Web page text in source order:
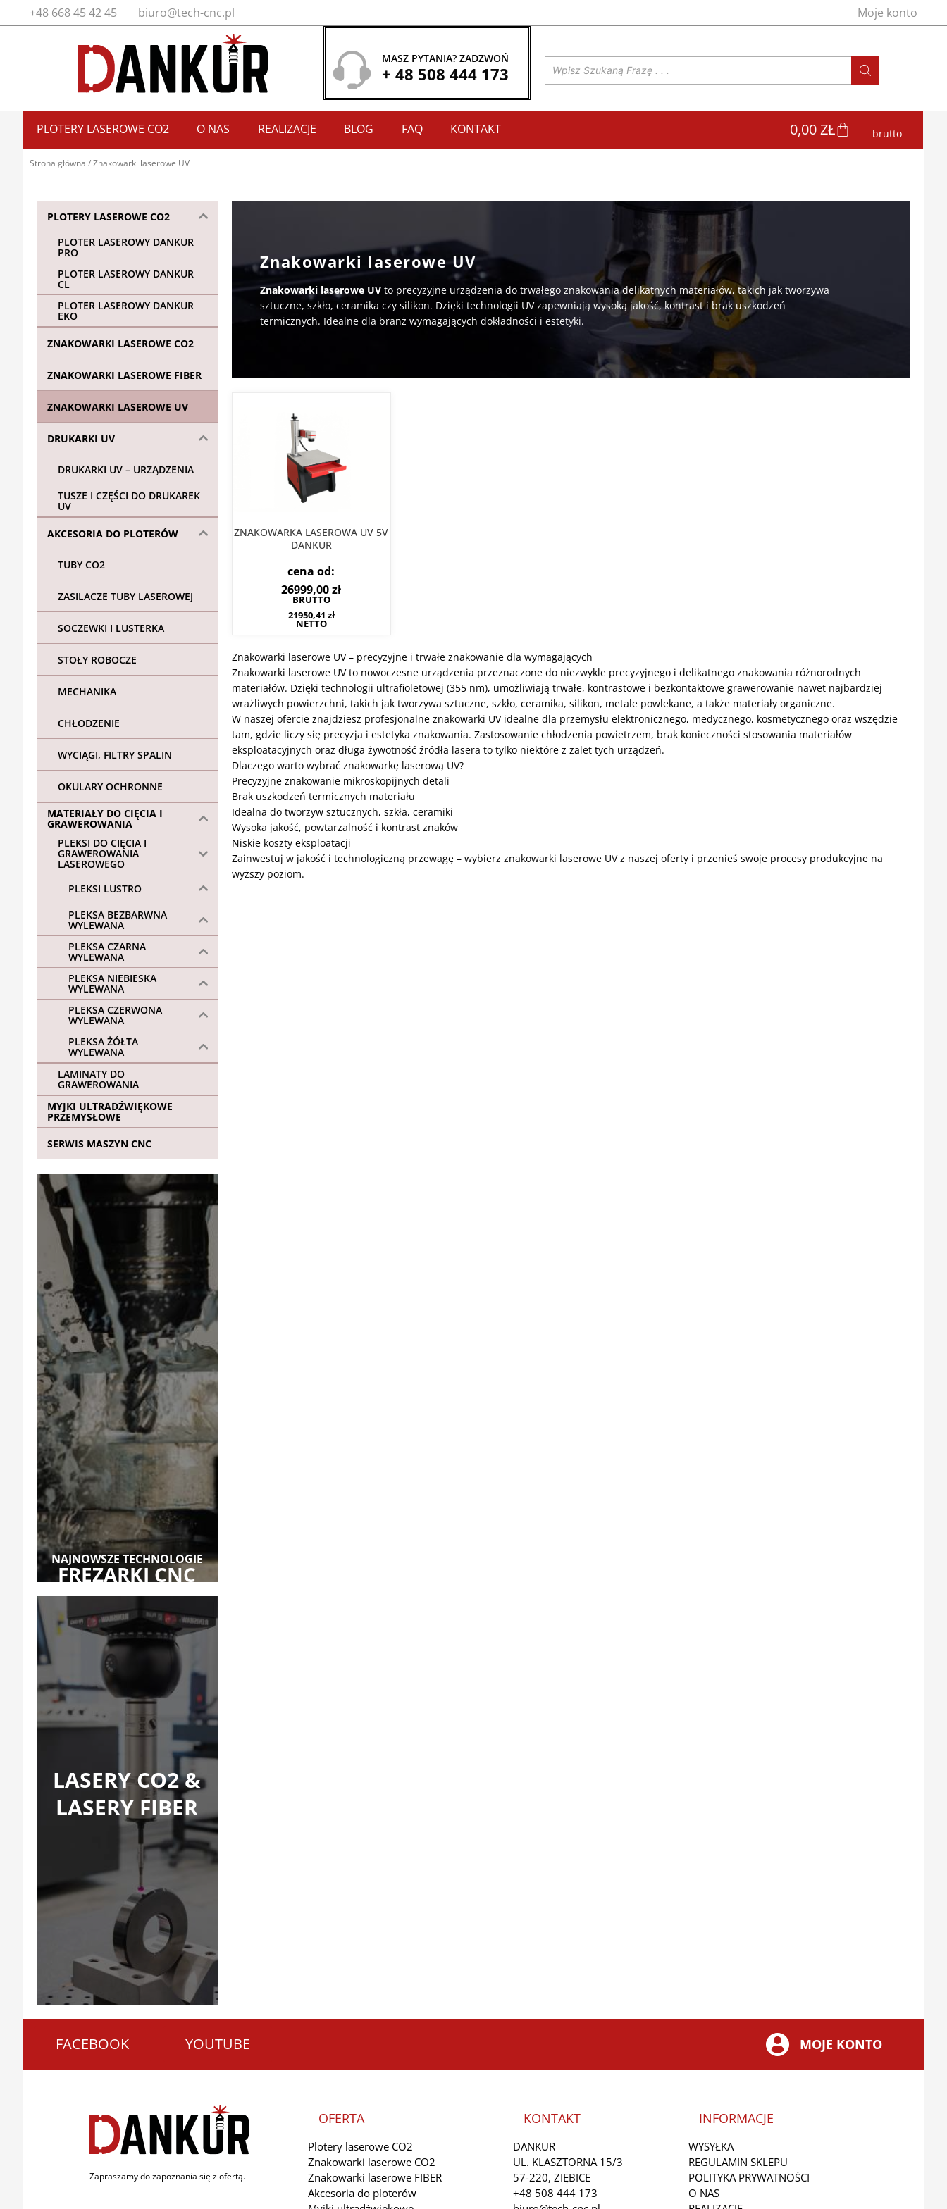
Przejdź
do
+48 668 45 42 45 biuro@tech-cnc.pl Moje konto
MASZ PYTANIA? ZADZWOŃ
+ 48 508 444 173
Wyszukiwarka
produktów
PLOTERY LASEROWE CO2 O NAS REALIZACJE BLOG FAQ KONTAKT 0,00ZŁWÓZEKbrutto
Strona główna / Znakowarki laserowe UV
PLOTERY LASEROWE CO2
PLOTER LASEROWY DANKUR
PRO
PLOTER LASEROWY DANKUR
CL
PLOTER LASEROWY DANKUR
EKO
ZNAKOWARKI LASEROWE CO2
ZNAKOWARKI LASEROWE FIBER
ZNAKOWARKI LASEROWE UV
DRUKARKI UV
DRUKARKI UV – URZĄDZENIA
TUSZE I CZĘŚCI DO DRUKAREK
UV
AKCESORIA DO PLOTERÓW
TUBY CO2
ZASILACZE TUBY LASEROWEJ
SOCZEWKI I LUSTERKA
STOŁY ROBOCZE
MECHANIKA
CHŁODZENIE
WYCIĄGI, FILTRY SPALIN
OKULARY OCHRONNE
MATERIAŁY DO CIĘCIA I
GRAWEROWANIA
PLEKSI DO CIĘCIA I
GRAWEROWANIA
LASEROWEGO
PLEKSI LUSTRO
PLEKSA BEZBARWNA
WYLEWANA
PLEKSA CZARNA
WYLEWANA
PLEKSA NIEBIESKA
WYLEWANA
PLEKSA CZERWONA
WYLEWANA
PLEKSA ŻÓŁTA
WYLEWANA
LAMINATY DO
GRAWEROWANIA
MYJKI ULTRADŹWIĘKOWE
PRZEMYSŁOWE
SERWIS MASZYN CNC
NAJNOWSZE TECHNOLOGIE
FREZARKI CNC
LASERY CO2 &
LASERY FIBER
Znakowarki laserowe UV
Znakowarki laserowe UVto precyzyjne urządzenia do trwałego znakowania delikatnych materiałów, takich jak tworzywa
sztuczne, szkło, ceramika czy silikon. Dzięki technologii UV zapewniają wysoką jakość, kontrast i brak uszkodzeń
termicznych. Idealne dla branż wymagających dokładności i estetyki.
ZNAKOWARKA LASEROWA UV 5V
DANKUR
cena od:
26999,00zł
BRUTTO
21950,41 zł
NETTO
Znakowarki laserowe UV – precyzyjne i trwałe znakowanie dla wymagających
Znakowarki laserowe UV to nowoczesne urządzenia przeznaczone do niezwykle precyzyjnego i delikatnego znakowania różnorodnych
materiałów. Dzięki technologii ultrafioletowej (355 nm), umożliwiają trwałe, kontrastowe i bezkontaktowe grawerowanie nawet najbardziej
wrażliwych powierzchni, takich jak tworzywa sztuczne, szkło, ceramika, silikon, metale powlekane, a także materiały organiczne.
W naszej ofercie znajdziesz profesjonalne znakowarki UV idealne dla przemysłu elektronicznego, medycznego, kosmetycznego oraz wszędzie
tam, gdzie liczy się precyzja i estetyka znakowania. Zastosowanie chłodzenia powietrzem, brak konieczności stosowania materiałów
eksploatacyjnych oraz długa żywotność źródła lasera to tylko niektóre z zalet tych urządzeń.
Dlaczego warto wybrać znakowarkę laserową UV?
Precyzyjne znakowanie mikroskopijnych detali
Brak uszkodzeń termicznych materiału
Idealna do tworzyw sztucznych, szkła, ceramiki
Wysoka jakość, powtarzalność i kontrast znaków
Niskie koszty eksploatacji
Zainwestuj w jakość i technologiczną przewagę – wybierz znakowarki laserowe UV z naszej oferty i przenieś swoje procesy produkcyjne na
wyższy poziom.
FACEBOOK YOUTUBE MOJE KONTO
Zapraszamy do zapoznania się z ofertą.
OFERTA
Plotery laserowe CO2
Znakowarki laserowe CO2
Znakowarki laserowe FIBER
Akcesoria do ploterów
KONTAKT
DANKUR
UL. KLASZTORNA 15/3
57-220, ZIĘBICE
+48 508 444 173
INFORMACJE
WYSYŁKA
REGULAMIN SKLEPU
POLITYKA PRYWATNOŚCI
O NAS